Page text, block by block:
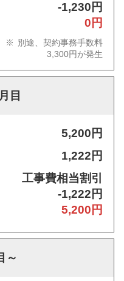
-1,230円
0円
別途、契約事務手数料
3,300円が発生
目
5,200円
1,222円
工事費相当割引
-1,222円
5,200円
～